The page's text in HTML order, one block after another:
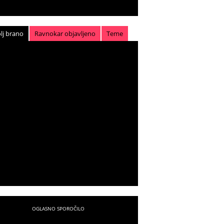
brano Ravnokar objavljeno Teme